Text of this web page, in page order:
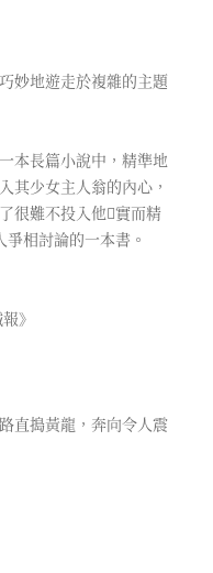
妙地遊走於複雜的主題
本長篇小說中，精準地
其少女主人翁的內心，
很難不投入他實而精
相討論的一本書。
》
直搗黃龍，奔向令人震